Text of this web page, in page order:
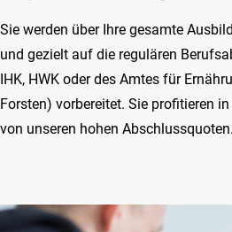
Sie werden über Ihre gesamte
und gezielt auf die regulären
IHK, HWK oder des Amtes für
Forsten) vorbereitet. Sie profitieren
von unseren hohen Abschlussquoten.